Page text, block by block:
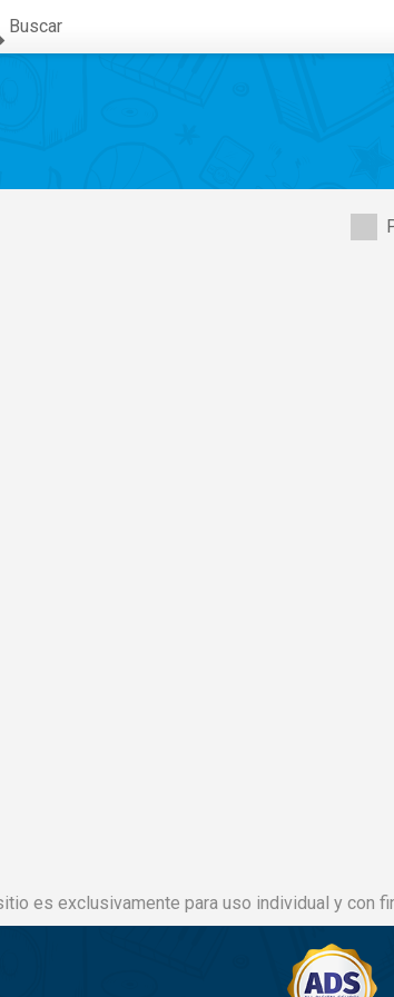
Buscar
es exclusivamente para uso individual y con